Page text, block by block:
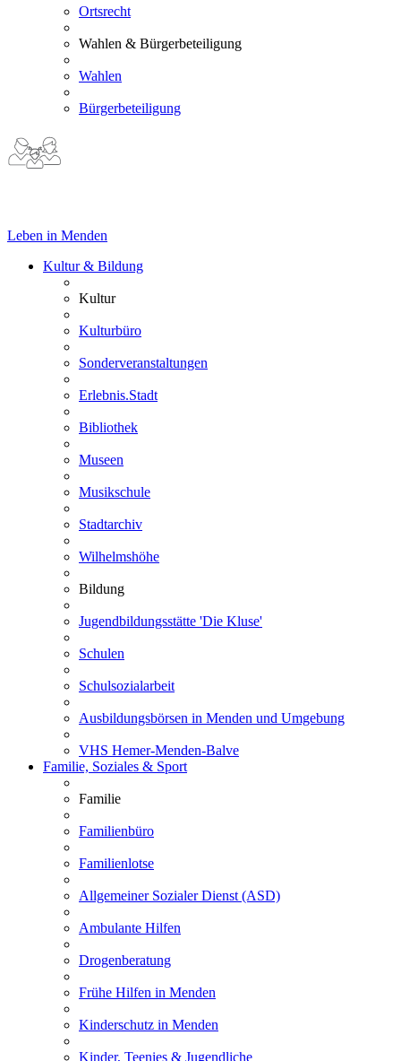
Ortsrecht
Wahlen & Bürgerbeteiligung
Wahlen
Bürgerbeteiligung
Leben in Menden
Kultur & Bildung
Kultur
Kulturbüro
Sonderveranstaltungen
Erlebnis.Stadt
Bibliothek
Museen
Musikschule
Stadtarchiv
Wilhelmshöhe
Bildung
Jugendbildungsstätte 'Die Kluse'
Schulen
Schulsozialarbeit
Ausbildungsbörsen in Menden und Umgebung
VHS Hemer-Menden-Balve
Familie, Soziales & Sport
Familie
Familienbüro
Familienlotse
Allgemeiner Sozialer Dienst (ASD)
Ambulante Hilfen
Drogenberatung
Frühe Hilfen in Menden
Kinderschutz in Menden
Kinder, Teenies & Jugendliche